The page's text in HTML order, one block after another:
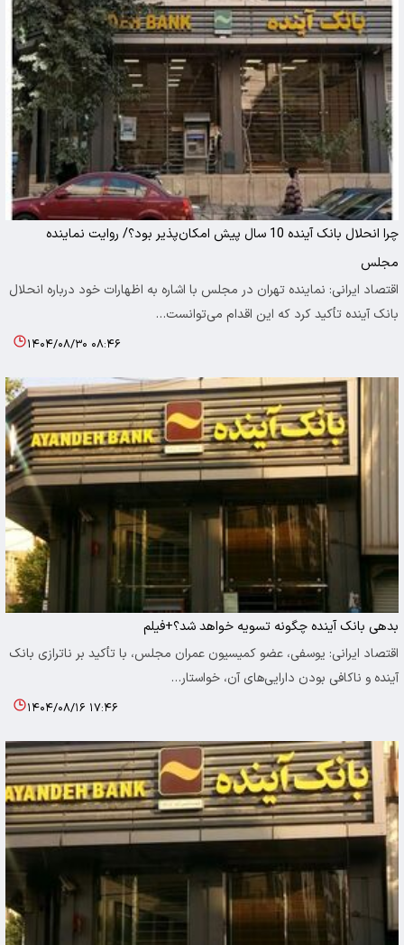
چرا انحلال بانک آینده 10 سال پیش امکان‌پذیر بود؟/ روایت نماینده
مجلس
اقتصاد ایرانی: نماینده تهران در مجلس با اشاره به اظهارات خود درباره انحلال
بانک آینده تأکید کرد که این اقدام می‌توانست…
۱۴۰۴/۰۸/۳۰ ۰۸:۴۶
بدهی بانک آینده چگونه تسویه خواهد شد؟+فیلم
اقتصاد ایرانی: یوسفی، عضو کمیسیون عمران مجلس، با تأکید بر ناترازی بانک
آینده و ناکافی بودن دارایی‌های آن، خواستار…
۱۴۰۴/۰۸/۱۶ ۱۷:۴۶